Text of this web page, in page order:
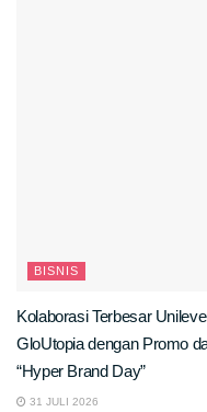
BISNIS
Kolaborasi Terbesar
GloUtopia dengan Promo
“Hyper Brand Day”
31 JULI 2026